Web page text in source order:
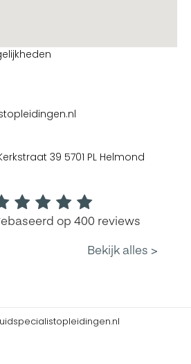
39 5701 PL Helmond